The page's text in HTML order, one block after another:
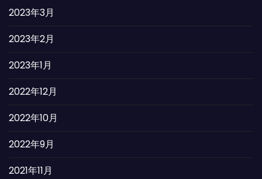
2023年3月
2023年2月
2023年1月
2022年12月
2022年10月
2022年9月
2021年11月